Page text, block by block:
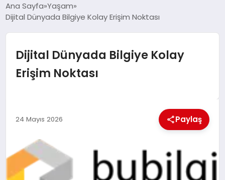
GÜNDEM
TEKNOLOJI
EĞITIM
Ana Sayfa Yaşam
Dijital Dünyada Bilgiye Kolay Erişim Noktası
Dijital Dünyada Bilgiye Kolay
Erişim Noktası
24 Mayıs 2026 Paylaş